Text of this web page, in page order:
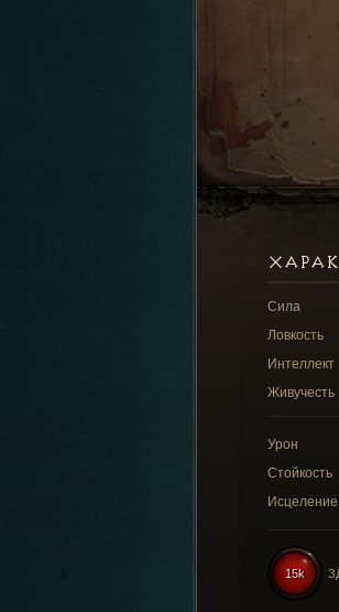
Сила
Ловкость
Интеллект
Живучесть
Урон
Стойкость
Исцеление
15k